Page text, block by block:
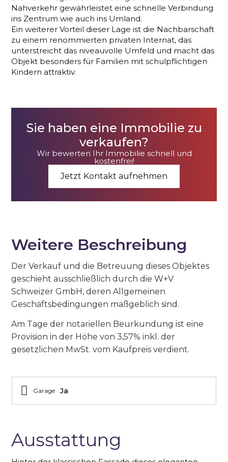
Nahverkehr gewährleistet eine schnelle Verbindung
ins Zentrum wie auch ins Umland.
Ein weiterer Vorteil dieser Lage ist die Nachbarschaft
zu einem renommierten privaten Internat, das
unterstreicht das niveauvolle Umfeld und macht das
Objekt besonders für Familien mit schulpflichtigen
Kindern attraktiv.
Sie haben eine Immobilie zu
verkaufen?
Wir bewerten Ihr Immobilie schnell und
kostenfrei!
Jetzt Kontakt aufnehmen
Weitere Beschreibung
Der Verkauf und die Betreuung dieses Objektes
geschieht ausschließlich durch die W+V
Schweizer GmbH, deren Allgemeinen
Geschäftsbedingungen maßgeblich sind.
Am Tage der notariellen Beurkundung ist eine
Provision in der Höhe von 3,57% inkl. der
gesetzlichen MwSt. vom Kaufpreis verdient.
Garage Ja
Ausstattung